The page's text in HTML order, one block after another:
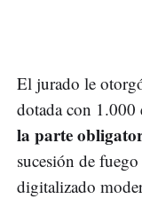
El jurado le
dotada con 1.000
la parte
sucesión de
digitalizado